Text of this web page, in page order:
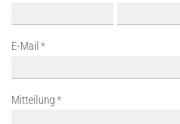
E-Mail *
Mitteilung*